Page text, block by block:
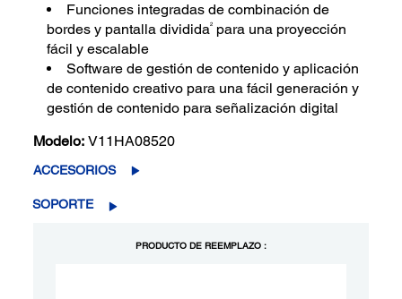
Funciones integradas de combinación de
bordes y pantalla dividida2
para una proyección
fácil y escalable
Software de gestión de contenido y aplicación
de contenido creativo para una fácil generación y
gestión de contenido para señalización digital
Modelo: V11HA08520
ACCESORIOS
SOPORTE
PRODUCTO DE REEMPLAZO :